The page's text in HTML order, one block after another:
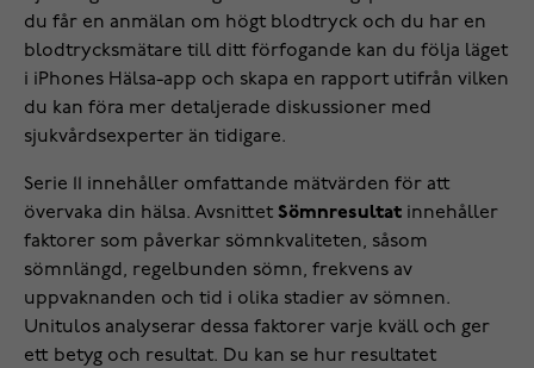
du får en anmälan om högt blodtryck och du har en
blodtrycksmätare till ditt förfogande kan du följa läget
i iPhones Hälsa-app och skapa en rapport utifrån vilken
du kan föra mer detaljerade diskussioner med
sjukvårdsexperter än tidigare.
Serie 11 innehåller omfattande mätvärden för att
övervaka din hälsa. Avsnittet Sömnresultat innehåller
faktorer som påverkar sömnkvaliteten, såsom
sömnlängd, regelbunden sömn, frekvens av
uppvaknanden och tid i olika stadier av sömnen.
Unitulos analyserar dessa faktorer varje kväll och ger
ett betyg och resultat. Du kan se hur resultatet